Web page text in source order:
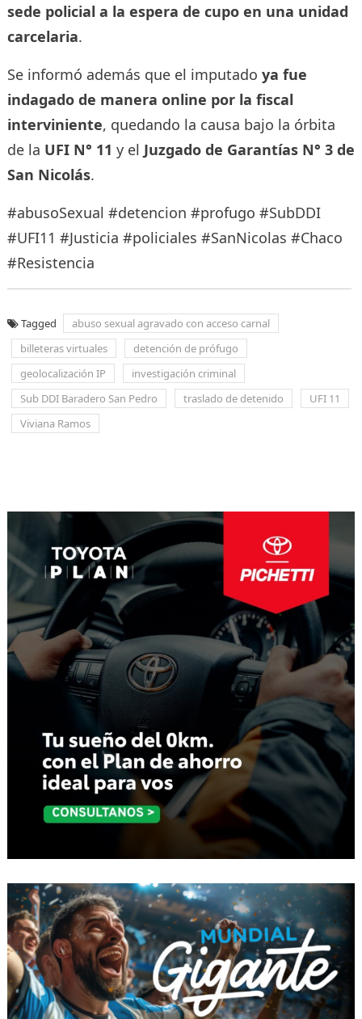
sede policial a la espera de cupo en una unidad
carcelaria.
Se informó además que el imputado ya fue
indagado de manera online por la fiscal
interviniente, quedando la causa bajo la órbita
de la UFI N° 11 y el Juzgado de Garantías N° 3 de
San Nicolás.
#abusoSexual #detencion #profugo #SubDDI
#UFI11 #Justicia #policiales #SanNicolas #Chaco
#Resistencia
Tagged
abuso sexual agravado con acceso carnal
billeteras virtuales
detención de prófugo
geolocalización IP
investigación criminal
Sub DDI Baradero San Pedro
traslado de detenido
UFI 11
Viviana Ramos
entradas